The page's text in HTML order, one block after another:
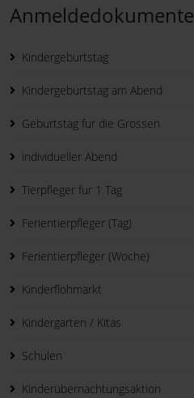
Anmeldedokumente
Kindergeburtstag
Kindergeburtstag am Abend
Geburtstag fur die Grossen
individueller Abend
Tierpfleger fur 1 Tag
Ferientierpfleger (Tag)
Ferientierpfleger (Woche)
Kinderflohmarkt
Kindergarten / Kitas
Schulen
Kinderübernachtungsaktion